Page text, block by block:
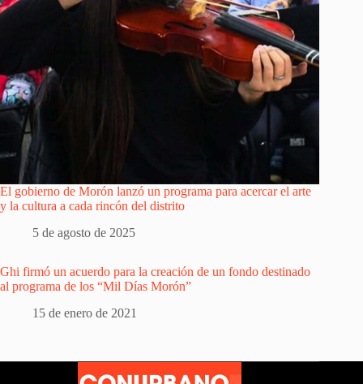
El gobierno de Morón lanzó un programa para acercar el arte
y la cultura a cada rincón del distrito
5 de agosto de 2025
Ghi firmó un acuerdo para la creación de un fondo destinado
al programa de los “Mil Días Morón”
15 de enero de 2021